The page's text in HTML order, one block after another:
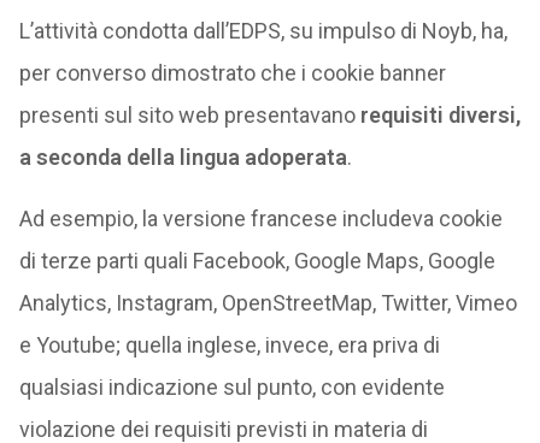
L’attività condotta dall’EDPS, su impulso di Noyb, ha,
per converso dimostrato che i cookie banner
presenti sul sito web presentavanorequisiti diversi,
a seconda della lingua adoperata.
Ad esempio, la versione francese includeva cookie
di terze parti quali Facebook, Google Maps, Google
Analytics, Instagram, OpenStreetMap, Twitter, Vimeo
e Youtube; quella inglese, invece, era priva di
qualsiasi indicazione sul punto, con evidente
violazione dei requisiti previsti in materia di